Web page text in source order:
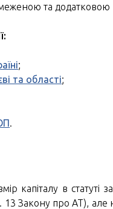
та додатковою
;
та області;
.
капіталу в
13 Закону про АТ),